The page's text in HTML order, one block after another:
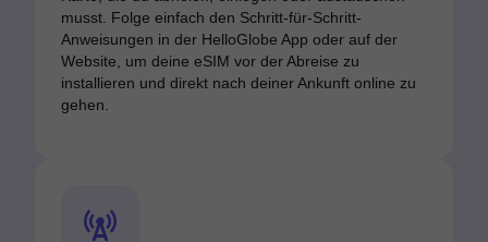
musst. Folge einfach den Schritt-für-Schritt-
Anweisungen in der HelloGlobe App oder auf der
Website, um deine eSIM vor der Abreise zu
installieren und direkt nach deiner Ankunft online zu
gehen.